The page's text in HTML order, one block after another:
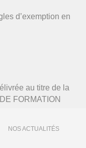
d’exemption en
au titre de la
FORMATION
NOS ACTUALITÉS